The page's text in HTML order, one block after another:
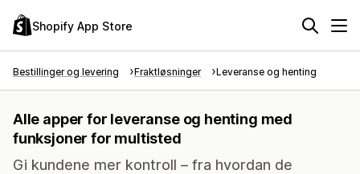
Shopify App Store
Bestillinger og levering Fraktløsninger Leveranse og henting
Alle apper for leveranse og henting med
funksjoner for multisted
Gi kundene mer kontroll – fra hvordan de